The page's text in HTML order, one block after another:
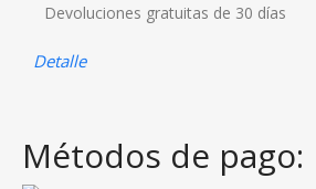
Devoluciones gratuitas de 30 días
Detalle
Métodos de pago: